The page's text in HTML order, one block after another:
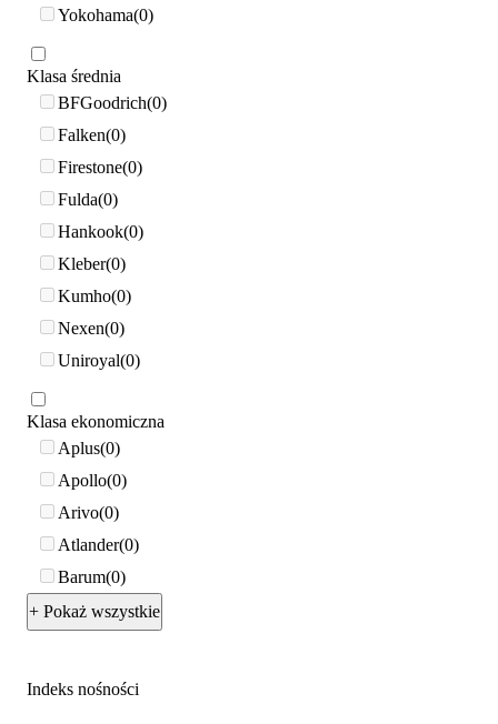
Yokohama 0
Klasa średnia
BFGoodrich 0
Falken 0
Firestone 0
Fulda 0
Hankook 0
Kleber 0
Kumho 0
Nexen 0
Uniroyal 0
Klasa ekonomiczna
Aplus 0
Apollo 0
Arivo 0
Atlander 0
Barum 0
+ Pokaż wszystkie
Indeks nośności